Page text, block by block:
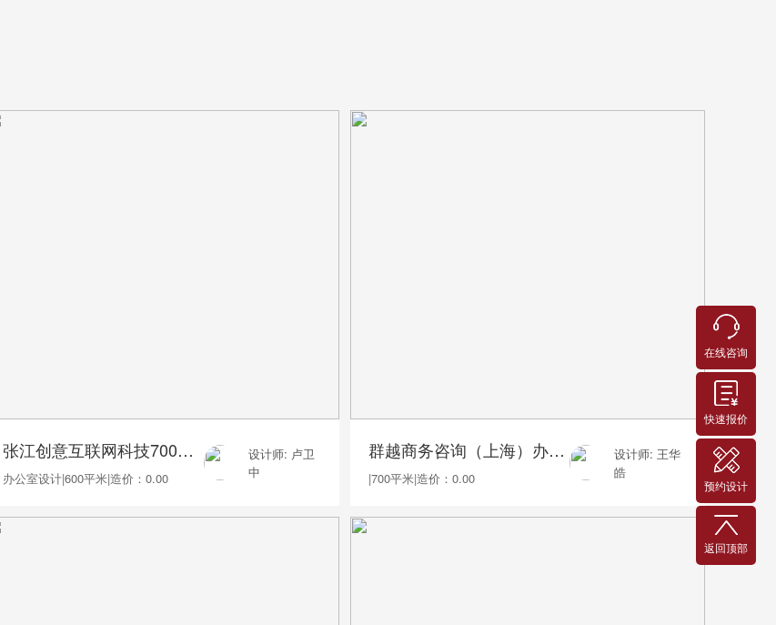
张江创意互联网科技700平办公室装修
办公室设计|600平米|造价：0.00
设计师: 卢卫
中
群越商务咨询（上海）办公室装修实景
|700平米|造价：0.00
设计师: 王华
皓
在线咨询
快速报价
预约设计
返回顶部